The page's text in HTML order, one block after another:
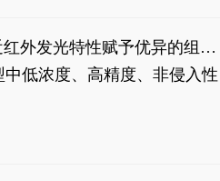
外发光特性赋予优异的组织
低浓度、高精度、非侵入性